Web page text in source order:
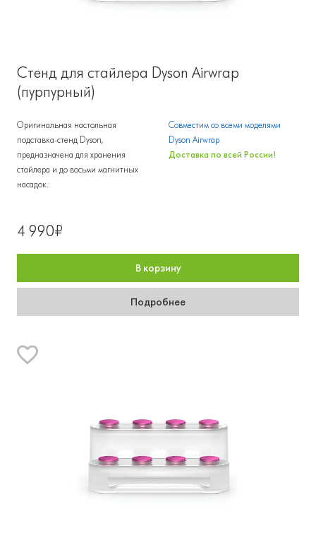
Стенд для стайлера Dyson Airwrap
(пурпурный)
Оригинальная настольная
подставка-стенд Dyson,
предназначена для хранения
стайлера и до восьми магнитных
насадок.
Совместим со всеми моделями
Dyson Airwrap
Доставка по всей России!
4 990₽
В корзину
Подробнее